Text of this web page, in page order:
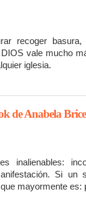
recoger
vale mucho
iglesia.
de Anabela
inalienables:
Si un
mayormente es: